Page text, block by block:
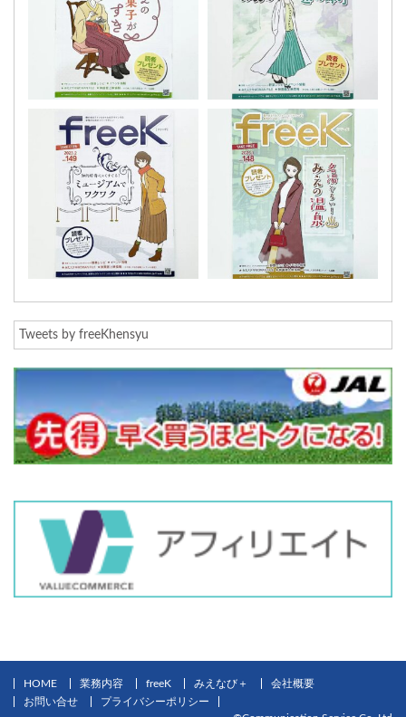
Tweets by freeKhensyu
HOME 業務内容 freeK みえなび＋
会社概要
お問い合せ
プライバシーポリシー